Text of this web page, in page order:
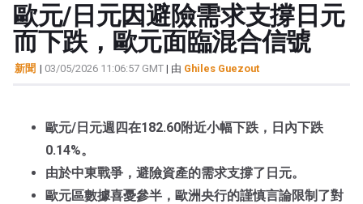
歐元/日元因避險需求支撐日元
而下跌，歐元面臨混合信號
新聞 | 03/05/2026 11:06:57 GMT | 由 Ghiles Guezout
歐元/日元週四在182.60附近小幅下跌，日內下跌
0.14%。
由於中東戰爭，避險資產的需求支撐了日元。
歐元區數據喜憂參半，歐洲央行的謹慎言論限制了對